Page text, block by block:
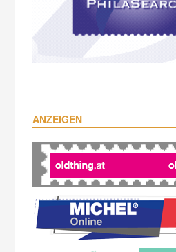
ANZEIGEN